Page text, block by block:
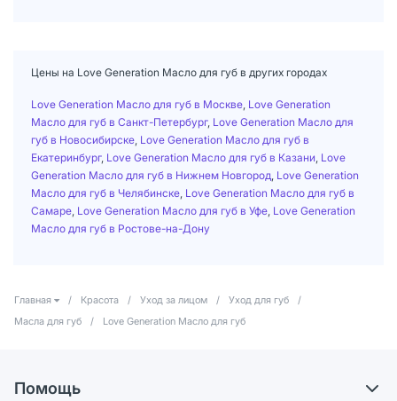
Цены на Love Generation Масло для губ в других городах
Love Generation Масло для губ в Москве Love Generation
Масло для губ в Санкт-Петербург, Love Generation Масло для
губ в Новосибирске Love Generation Масло для губ в
Екатеринбург, Love Generation Масло для губ в Казани Love
Generation Масло для губ в Нижнем Новгород Love Generation
Масло для губ в Челябинске Love Generation Масло для губ в
Самаре Love Generation Масло для губ в Уфе Love Generation
Масло для губ в Ростове-на-Дону
Главная / Красота / Уход за лицом / Уход для губ
/
Масла для губ
/ Love Generation Масло для губ
Помощь